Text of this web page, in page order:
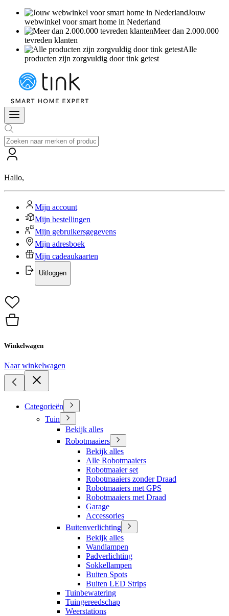
Jouw
webwinkel voor smart home in Nederland
Meer dan 2.000.000
tevreden klanten
Alle
producten zijn zorgvuldig door tink getest
Hallo,
Mijn account
Mijn bestellingen
Mijn gebruikersgegevens
Mijn adresboek
Mijn cadeaukaarten
Uitloggen
Winkelwagen
Naar winkelwagen
Categorieën
Tuin
Bekijk alles
Robotmaaiers
Bekijk alles
Alle Robotmaaiers
Robotmaaier set
Robotmaaiers zonder Draad
Robotmaaiers met GPS
Robotmaaiers met Draad
Garage
Accessories
Buitenverlichting
Bekijk alles
Wandlampen
Padverlichting
Sokkellampen
Buiten Spots
Buiten LED Strips
Tuinbewatering
Tuingereedschap
Weerstations